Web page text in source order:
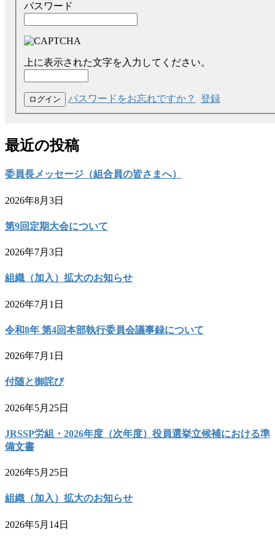
パスワード
上に表示された文字を入力してください。
パスワードをお忘れですか？ 登録
最近の投稿
委員長メッセージ（組合員の皆さまへ）
2026年8月3日
第9回定期大会について
2026年7月3日
組織（加入）拡大のお知らせ
2026年7月1日
令和8年 第4回本部執行委員会議事録について
2026年7月1日
付随と御詫び
2026年5月25日
JRSSP労組・2026年度（次年度）役員選挙立候補における準
備文書
2026年5月25日
組織（加入）拡大のお知らせ
2026年5月14日